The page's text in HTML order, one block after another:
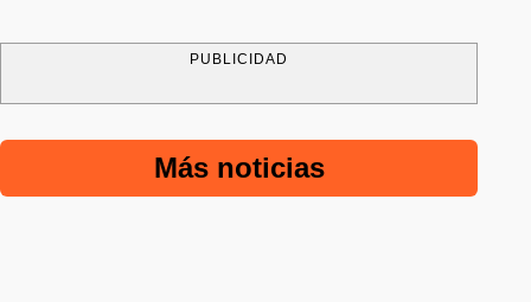
PUBLICIDAD
Más noticias